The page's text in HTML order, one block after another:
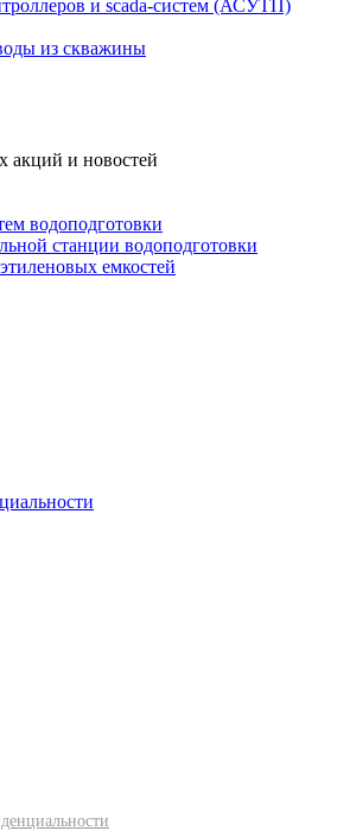
и scada-систем (АСУТП)
из скважины
акций и новостей
водоподготовки
станции водоподготовки
емкостей